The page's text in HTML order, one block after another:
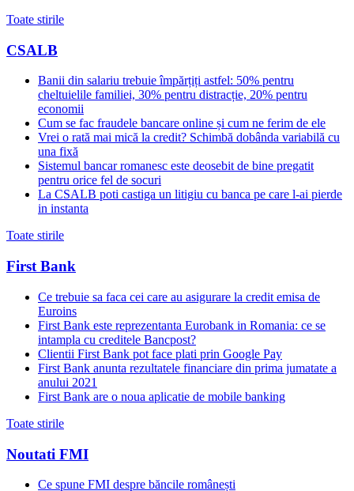
Toate stirile
CSALB
Banii din salariu trebuie împărțiți astfel: 50% pentru
cheltuielile familiei, 30% pentru distracție, 20% pentru
economii
Cum se fac fraudele bancare online și cum ne ferim de ele
Vrei o rată mai mică la credit? Schimbă dobânda variabilă cu
una fixă
Sistemul bancar romanesc este deosebit de bine pregatit
pentru orice fel de socuri
La CSALB poti castiga un litigiu cu banca pe care l-ai pierde
in instanta
Toate stirile
First Bank
Ce trebuie sa faca cei care au asigurare la credit emisa de
Euroins
First Bank este reprezentanta Eurobank in Romania: ce se
intampla cu creditele Bancpost?
Clientii First Bank pot face plati prin Google Pay
First Bank anunta rezultatele financiare din prima jumatate a
anului 2021
First Bank are o noua aplicatie de mobile banking
Toate stirile
Noutati FMI
Ce spune FMI despre băncile românești